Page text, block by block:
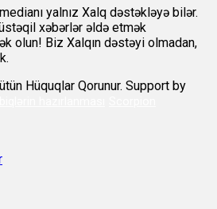
yalnız Xalq dəstəkləyə bilər.
xəbərlər əldə etmək
olun! Biz Xalqın dəstəyi olmadan,
Hüquqlar Qorunur. Support by